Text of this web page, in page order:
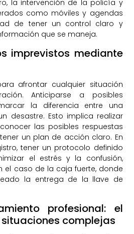
la intervención de la policía y
como móviles y agendas
de tener un control claro y
que se maneja.
imprevistos mediante
afrontar cualquier situación
Anticiparse a posibles
la diferencia entre una
desastre. Esto implica realizar
las posibles respuestas
un plan de acción claro. En
tener un protocolo definido
el estrés y la confusión,
el caso de la caja fuerte, donde
la entrega de la llave de
profesional: el
complejas